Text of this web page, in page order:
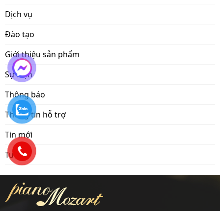
Dịch vụ
Đào tạo
Giới thiệu sản phẩm
Sự kiện
Thông báo
Thông tin hỗ trợ
Tin mới
Tư vấn